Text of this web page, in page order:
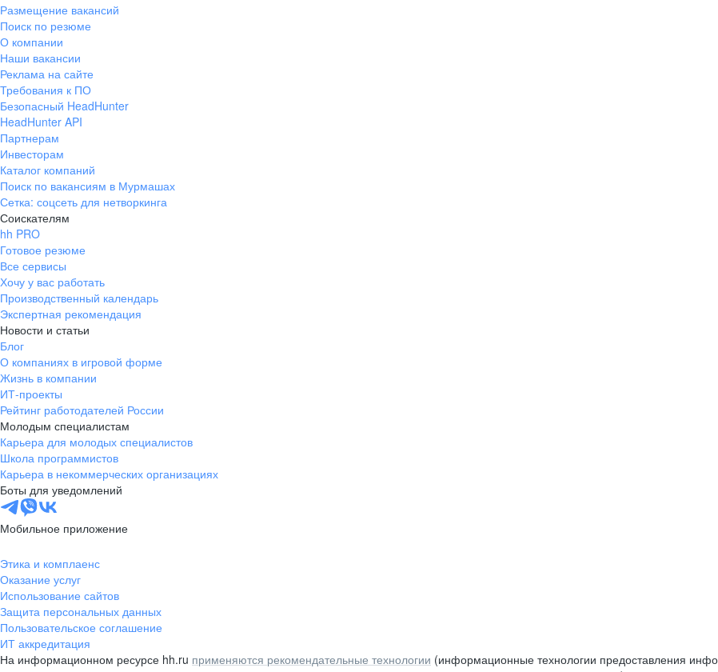
Размещение вакансий
Поиск по резюме
О компании
Наши вакансии
Реклама на сайте
Требования к ПО
Безопасный HeadHunter
HeadHunter API
Партнерам
Инвесторам
Каталог компаний
Поиск по вакансиям в Мурмашах
Сетка: соцсеть для нетворкинга
Соискателям
hh PRO
Готовое резюме
Все сервисы
Хочу у вас работать
Производственный календарь
Экспертная рекомендация
Новости и статьи
Блог
О компаниях в игровой форме
Жизнь в компании
ИТ-проекты
Рейтинг работодателей России
Молодым специалистам
Карьера для молодых специалистов
Школа программистов
Карьера в некоммерческих организациях
Боты для уведомлений
Мобильное приложение
Этика и комплаенс
Оказание услуг
Использование сайтов
Защита персональных данных
Пользовательское соглашение
ИТ аккредитация
На информационном ресурсе hh.ru применяются рекомендательные технологии (информационные технологии предоставления